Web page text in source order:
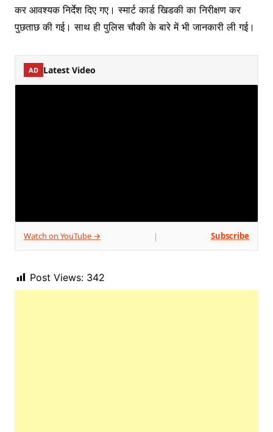
कर आवश्यक निर्देश दिए गए। स्मार्ट कार्ड खिडकी का निरीक्षण कर
पुछताछ की गई। साथ ही पुलिस चौकी के बारे में भी जानकारी ली गई।
AD Latest Video
Watch on YouTube → | Subscribe
Post Views: 342